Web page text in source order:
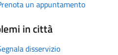
un appuntamento
in città
disservizio